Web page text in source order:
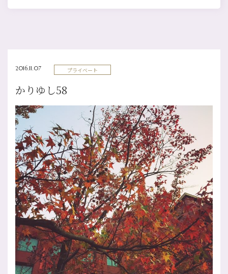
2016.11.07 プライベート
かりゆし58